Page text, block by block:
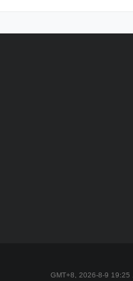
GMT+8, 2026-8-9 19:25